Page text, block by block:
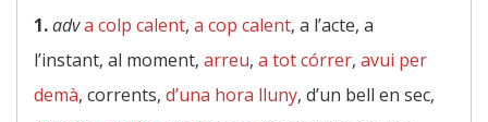
1.adva colp calent, a cop calent, a l’acte, a
l’instant, al moment, arreu, a tot córrer, avui per
demà, corrents, d’una hora lluny, d’un bell en sec,